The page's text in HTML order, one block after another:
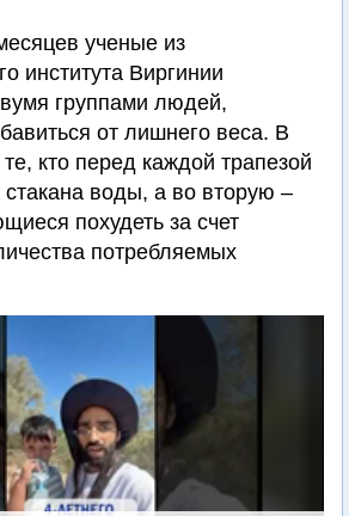
ученые из
института Виргинии
группами людей,
от лишнего веса. В
кто перед каждой трапезой
воды, а во вторую –
похудеть за счет
потребляемых